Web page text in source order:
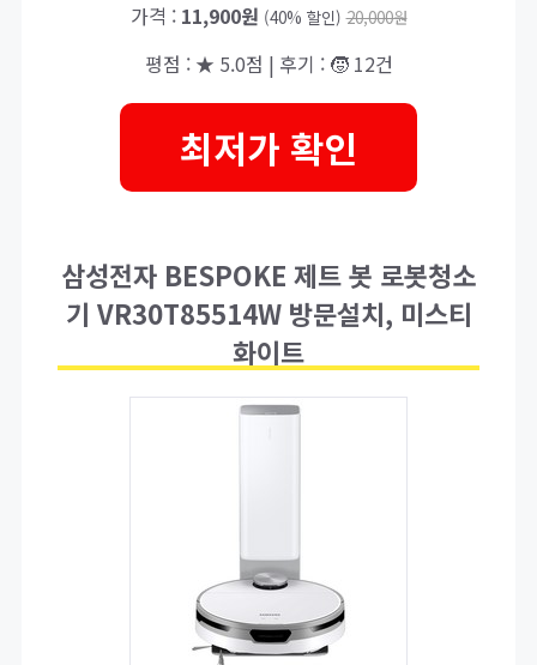
가격 : 11,900원 (40% 할인) 20,000원
평점 : ★ 5.0점 | 후기 : 🧒 12건
최저가 확인
삼성전자 BESPOKE 제트 봇 로봇청소
기 VR30T85514W 방문설치, 미스티
화이트